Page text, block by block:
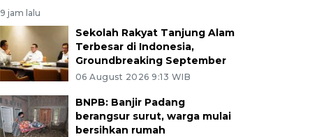
9 jam lalu
Sekolah Rakyat Tanjung Alam
Terbesar di Indonesia,
Groundbreaking September
06 August 2026 9:13 WIB
BNPB: Banjir Padang
berangsur surut, warga mulai
bersihkan rumah